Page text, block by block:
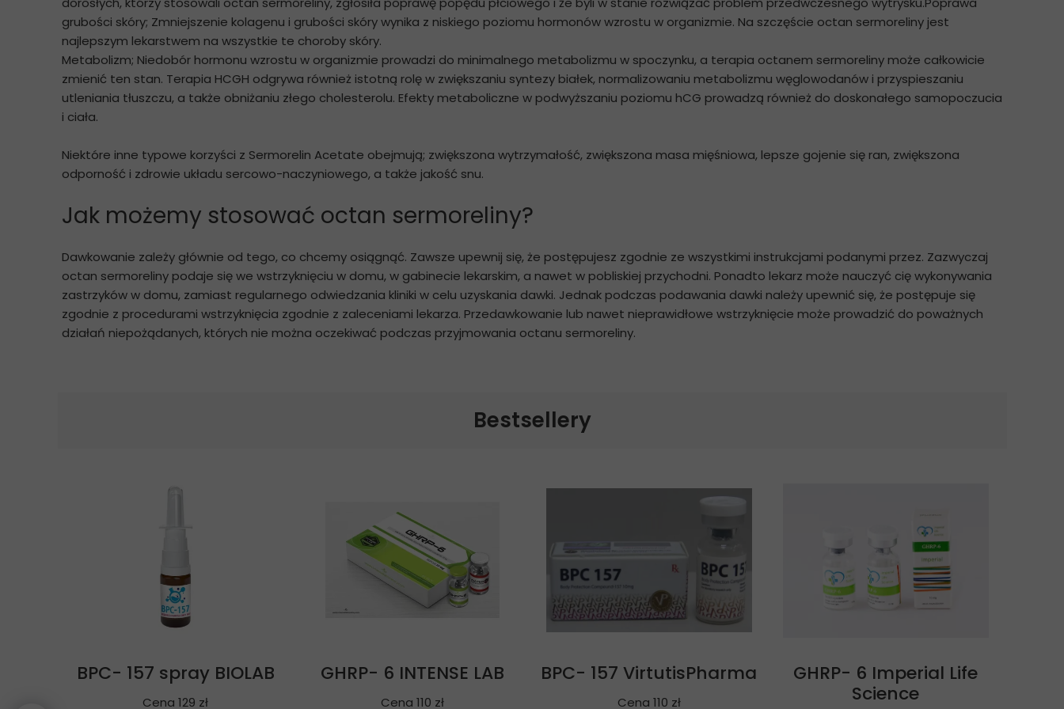
BPC- 157 spray BIOLAB
Cena 129 zł
GHRP- 6 INTENSE LAB
Cena 110 zł
BPC- 157 VirtutisPharma
Cena 110 zł
GHRP- 6 Imperial Life
Science
grubości skóry; Zmniejszenie kolagenu i grubości skóry wynika z niskiego poziomu hormonów wzrostu w organizmie. Na szczęście octan sermoreliny jest
najlepszym lekarstwem na wszystkie te choroby skóry.
Metabolizm; Niedobór hormonu wzrostu w organizmie prowadzi do minimalnego metabolizmu w spoczynku, a terapia octanem sermoreliny może całkowicie
zmienić ten stan. Terapia HCGH odgrywa również istotną rolę w zwiększaniu syntezy białek, normalizowaniu metabolizmu węglowodanów i przyspieszaniu
utleniania tłuszczu, a także obniżaniu złego cholesterolu. Efekty metaboliczne w podwyższaniu poziomu hCG prowadzą również do doskonałego samopoczucia
i ciała.
Niektóre inne typowe korzyści z Sermorelin Acetate obejmują; zwiększona wytrzymałość, zwiększona masa mięśniowa, lepsze gojenie się ran, zwiększona
odporność i zdrowie układu sercowo-naczyniowego, a także jakość snu.
Jak możemy stosować octan sermoreliny?
Dawkowanie zależy głównie od tego, co chcemy osiągnąć. Zawsze upewnij się, że postępujesz zgodnie ze wszystkimi instrukcjami podanymi przez. Zazwyczaj
octan sermoreliny podaje się we wstrzyknięciu w domu, w gabinecie lekarskim, a nawet w pobliskiej przychodni. Ponadto lekarz może nauczyć cię wykonywania
zastrzyków w domu, zamiast regularnego odwiedzania kliniki w celu uzyskania dawki. Jednak podczas podawania dawki należy upewnić się, że postępuje się
zgodnie z procedurami wstrzyknięcia zgodnie z zaleceniami lekarza. Przedawkowanie lub nawet nieprawidłowe wstrzyknięcie może prowadzić do poważnych
działań niepożądanych, których nie można oczekiwać podczas przyjmowania octanu sermoreliny.
Bestsellery